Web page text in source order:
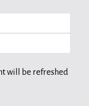
will be refreshed